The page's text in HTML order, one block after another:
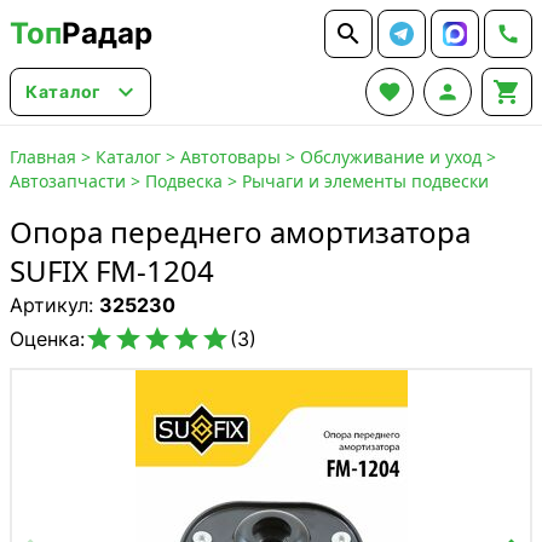
ТопРадар  
Каталог    
Главная > Каталог > Автотовары > Обслуживание и уход >
Автозапчасти > Подвеска > Рычаги и элементы подвески
Опора переднего амортизатора
SUFIX FM-1204
Артикул: 325230
Оценка:(3)